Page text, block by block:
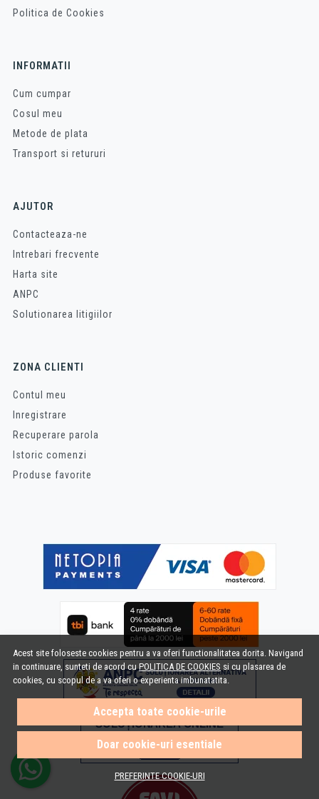
Acest site foloseste cookies pentru a va oferi functionalitatea dorita. Navigand
in continuare, sunteti de acord cuPOLITICA DE COOKIES si cu plasarea de
cookies, cu scopul de a va oferi o experienta imbunatatita.
Accepta toate cookie-urile
Doar cookie-uri esentiale
PREFERINTE COOKIE-URI
Politica de Cookies
INFORMATII
Cum cumpar
Cosul meu
Metode de plata
Transport si retururi
AJUTOR
Contacteaza-ne
Intrebari frecvente
Harta site
ANPC
Solutionarea litigiilor
ZONA CLIENTI
Contul meu
Inregistrare
Recuperare parola
Istoric comenzi
Produse favorite